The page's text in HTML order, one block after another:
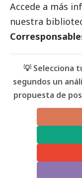
Accede a más
nuestra
💡 Selecciona
segundos un
propuesta de